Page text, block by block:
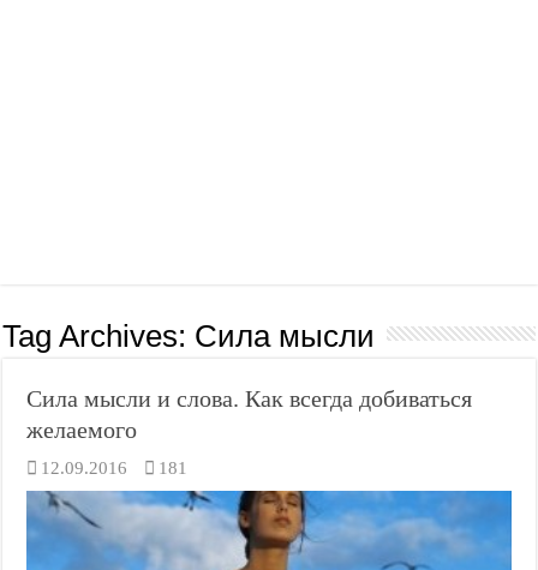
Tag Archives: Сила мысли
Сила мысли и слова. Как всегда добиваться
желаемого
12.09.2016 181